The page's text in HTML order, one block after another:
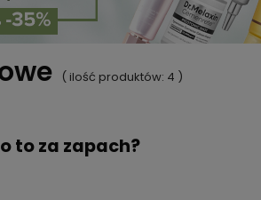
( ilość produktów: 4 )
to za zapach?